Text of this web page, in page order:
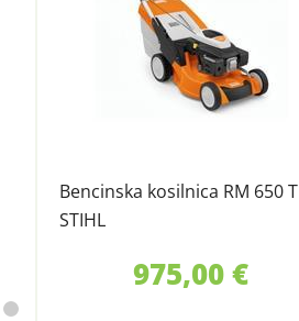
Bencinska kosilnica RM 650 T
STIHL
975,00 €